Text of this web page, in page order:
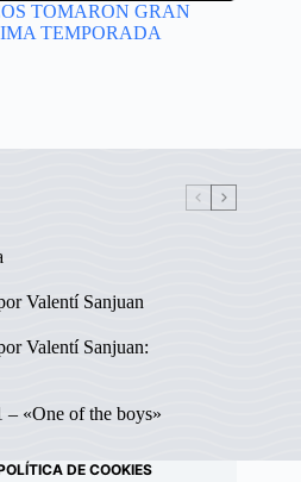
TOMARON GRAN
TEMPORADA
Valentí Sanjuan
Valentí Sanjuan:
«One of the boys»
DE COOKIES